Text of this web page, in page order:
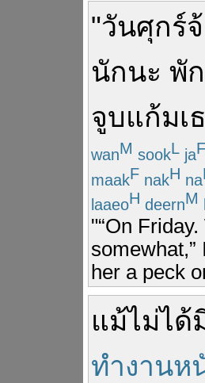
"วันศุกร์
นักนะ พั
จูบแก้มเ
wanM sookL jaF
maakF nakH na
laaeoH deernM
"“On
her a peck
แม้ไม่ได้
ทำงานห